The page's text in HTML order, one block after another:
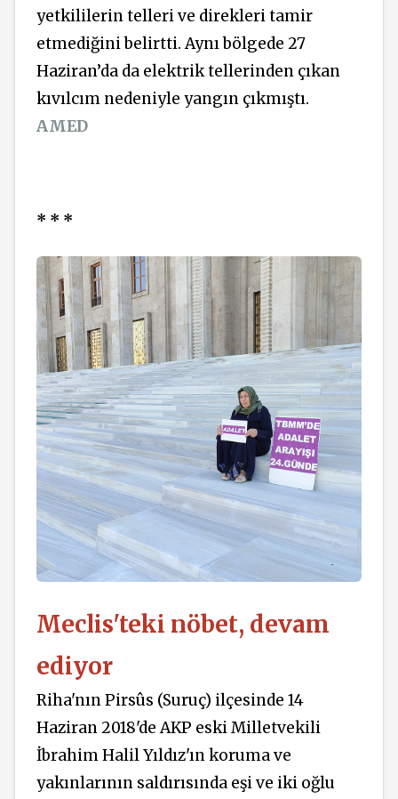
yetkililerin telleri ve direkleri tamir
etmediğini belirtti. Aynı bölgede 27
Haziran’da da elektrik tellerinden çıkan
kıvılcım nedeniyle yangın çıkmıştı.
AMED
* * *
Meclis'teki nöbet, devam
ediyor
Riha'nın Pirsûs (Suruç) ilçesinde 14
Haziran 2018'de AKP eski Milletvekili
İbrahim Halil Yıldız'ın koruma ve
yakınlarının saldırısında eşi ve iki oğlu